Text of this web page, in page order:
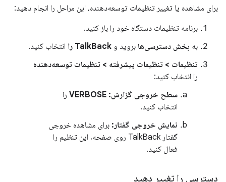
برای مشاهده یا تغییر تنظیمات توسعه‌دهنده، این مراحل را انجام دهید:
برنامه تنظیمات دستگاه خود را باز کنید.
به بخش دسترسی‌ها بروید و TalkBack را
انتخاب کنید.
تنظیمات > تنظیمات پیشرفته > تنظیمات توسعه‌دهنده
را انتخاب کنید:
سطح خروجی گزارش: VERBOSE را
انتخاب کنید.
نمایش خروجی گفتار: برای مشاهده خروجی
گفتار TalkBack روی صفحه، این تنظیم را
فعال کنید.
دسترسی را تغییر دهید